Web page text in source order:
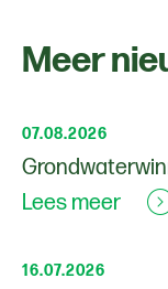
Meer
07.08.2026
Lees meer
16.07.2026